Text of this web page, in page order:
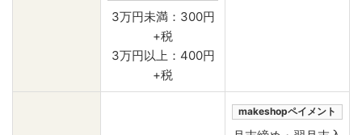
3万円未満：300円
+税
3万円以上：400円
+税
makeshopペイメント